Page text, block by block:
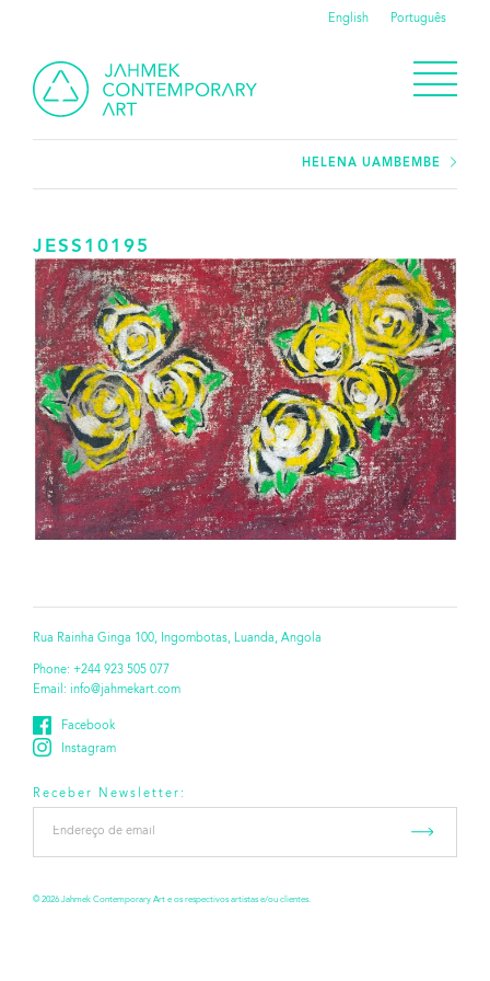
English Português
HELENA UAMBEMBE
JESS10195
Rua Rainha Ginga 100, Ingombotas, Luanda, Angola
Phone: +244 923 505 077
Email: info@jahmekart.com
Facebook
Instagram
Receber Newsletter:
email *
© 2026 Jahmek Contemporary Art e os respectivos artistas e/ou clientes.